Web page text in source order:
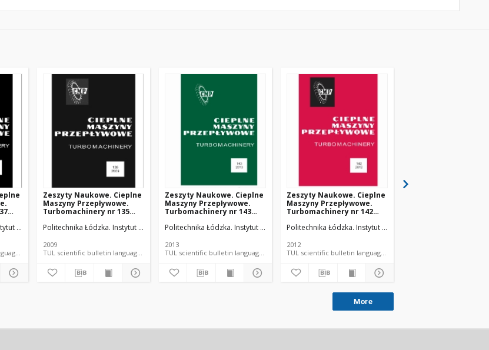
Maszyn Przepływowych.
bulletin language document
Zeszyty Naukowe. Cieplne
Maszyny Przepływowe.
Turbomachinery nr 135
Politechnika Łódzka. Instytut Maszyn Przepływowych.
2009
TUL scientific bulletin language document
Zeszyty Naukowe. Cieplne
Maszyny Przepływowe.
Turbomachinery nr 143
Politechnika Łódzka. Instytut Maszyn Przepływowych.
2013
TUL scientific bulletin language document
Zeszyty Naukowe. Cieplne
Maszyny Przepływowe.
Turbomachinery nr 142
Politechnika Łódzka. Instytut Maszyn Przepływowych.
2012
TUL scientific bulletin language document
More